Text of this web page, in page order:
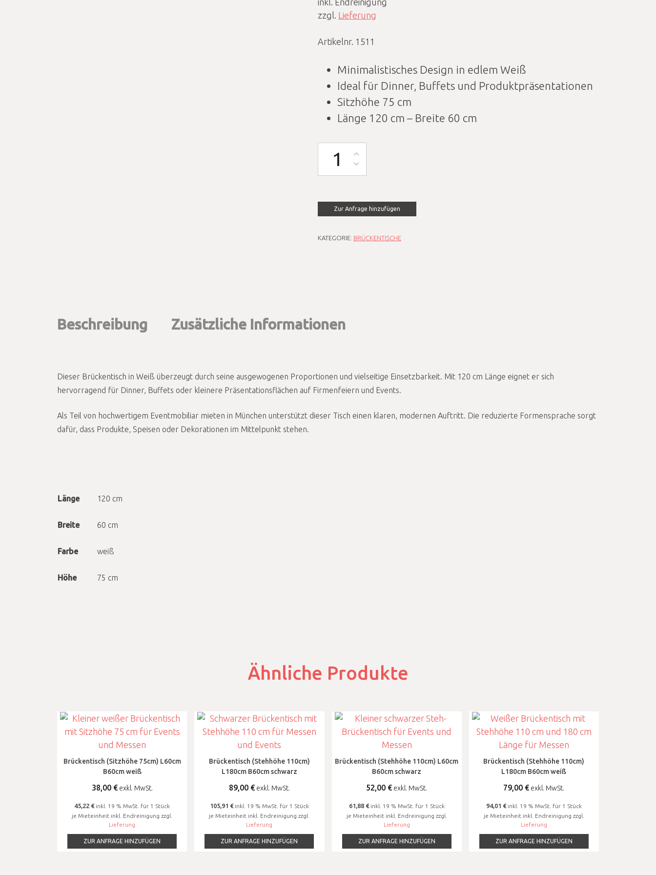
inkl. Endreinigung
zzgl. Lieferung
Artikelnr. 1511
Minimalistisches Design in edlem Weiß
Ideal für Dinner, Buffets und Produktpräsentationen
Sitzhöhe 75 cm
Länge 120 cm – Breite 60 cm
Zur Anfrage hinzufügen
KATEGORIE: BRÜCKENTISCHE
Beschreibung Zusätzliche Informationen
Dieser Brückentisch in Weiß überzeugt durch seine ausgewogenen Proportionen und vielseitige Einsetzbarkeit. Mit 120 cm Länge eignet er sich
hervorragend für Dinner, Buffets oder kleinere Präsentationsflächen auf Firmenfeiern und Events.
Als Teil von hochwertigem Eventmobiliar mieten in München unterstützt dieser Tisch einen klaren, modernen Auftritt. Die reduzierte Formensprache sorgt
dafür, dass Produkte, Speisen oder Dekorationen im Mittelpunkt stehen.
Länge 120 cm
Breite 60 cm
Farbe weiß
Höhe 75 cm
Ähnliche Produkte
Brückentisch (Sitzhöhe 75cm) L60cm
B60cm weiß
38,00 €exkl. MwSt.
45,22 €inkl. 19 % MwSt. für 1 Stück
je Mieteinheit inkl. Endreinigung zzgl.
Lieferung
ZUR ANFRAGE HINZUFÜGEN
Brückentisch (Stehhöhe 110cm)
L180cm B60cm schwarz
89,00 €exkl. MwSt.
105,91 €inkl. 19 % MwSt. für 1 Stück
je Mieteinheit inkl. Endreinigung zzgl.
Lieferung
ZUR ANFRAGE HINZUFÜGEN
Brückentisch (Stehhöhe 110cm) L60cm
B60cm schwarz
52,00 € exkl. MwSt.
61,88 €inkl. 19 % MwSt. für 1 Stück
je Mieteinheit inkl. Endreinigung zzgl.
Lieferung
ZUR ANFRAGE HINZUFÜGEN
Brückentisch (Stehhöhe 110cm)
L180cm B60cm weiß
79,00 € exkl. MwSt.
94,01 €inkl. 19 % MwSt. für 1 Stück
je Mieteinheit inkl. Endreinigung zzgl.
Lieferung
ZUR ANFRAGE HINZUFÜGEN